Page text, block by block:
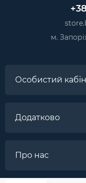
м.
Особистий
Додатково
Про нас